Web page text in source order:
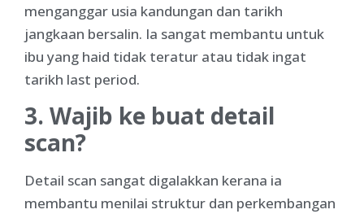
menganggar usia kandungan dan tarikh
jangkaan bersalin. Ia sangat membantu untuk
ibu yang haid tidak teratur atau tidak ingat
tarikh last period.
3. Wajib ke buat detail
scan?
Detail scan sangat digalakkan kerana ia
membantu menilai struktur dan perkembangan